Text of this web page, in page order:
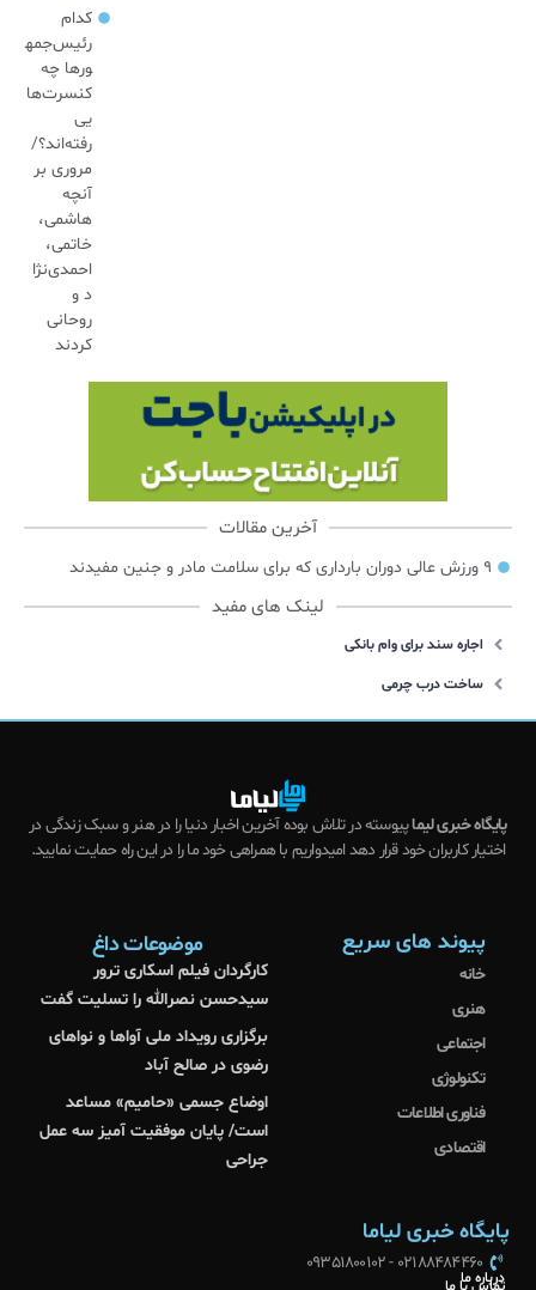
کدام
رئیس‌جمه
ورها چه
کنسرت‌ها
یی
رفته‌اند؟/
مروری بر
آنچه
هاشمی،
خاتمی،
احمدی‌نژا
د و
روحانی
کردند
آخرین مقالات
۹ ورزش عالی دوران بارداری که برای سلامت مادر و جنین مفیدند
لینک های مفید
اجاره سند برای وام بانکی
ساخت درب چرمی
پایگاه خبری لیماپیوسته در تلاش بوده آخرین اخبار دنیا را در هنر و سبک زندگی در
اختیار کاربران خود قرار دهد امیدواریم با همراهی خود ما را در این راه حمایت نمایید.
پیوند های سریع
خانه
هنری
اجتماعی
تکنولوژی
فناوری اطلاعات
اقتصادی
موضوعات داغ
کارگردان فیلم اسکاری ترور
سیدحسن نصرالله را تسلیت گفت
برگزاری رویداد ملی آواها و نواهای
رضوی در صالح آباد
اوضاع جسمی «حامیم» مساعد
است/ پایان موفقیت آمیز سه عمل
جراحی
پایگاه خبری لیاما
02188484460 - 09351800102
درباره ما
تماس با ما